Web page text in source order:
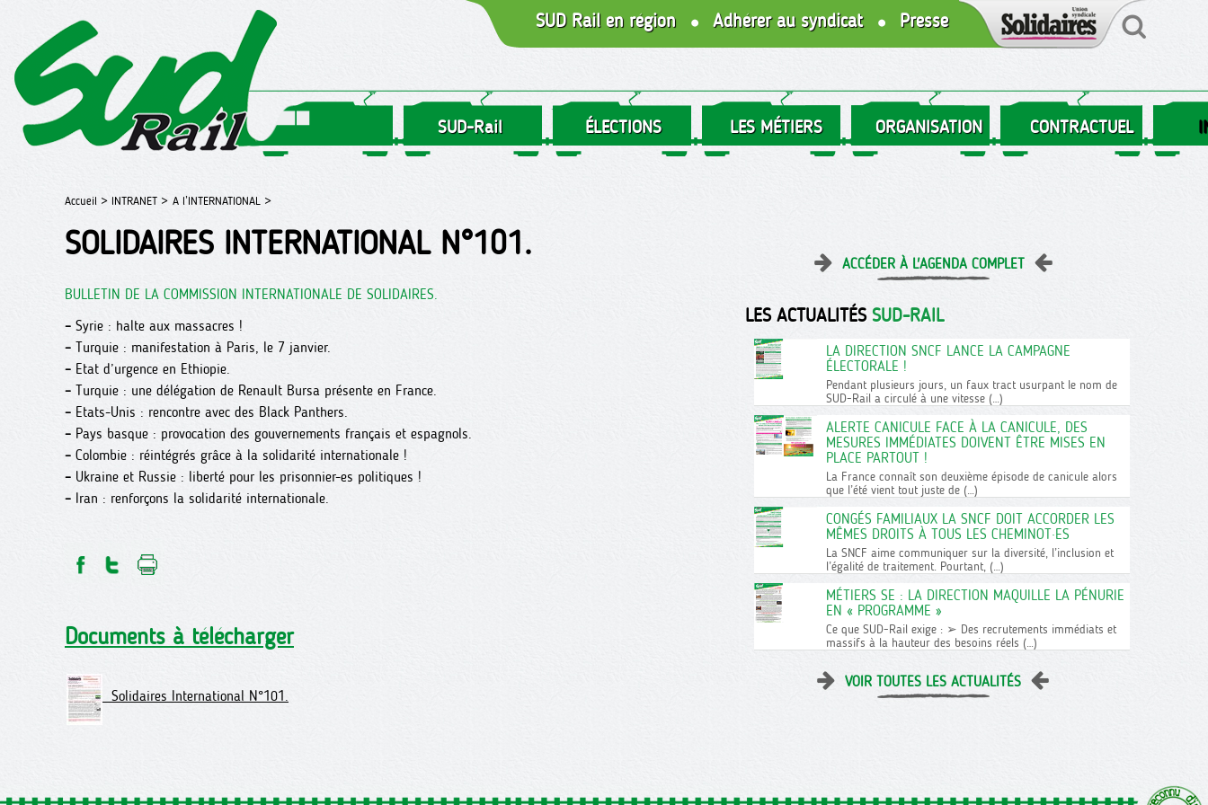
SUD Rail en région Adhérer au syndicat Presse
SUD-Rail ÉLECTIONS LES MÉTIERS ORGANISATION CONTRACTUEL
Accueil > INTRANET > A l’INTERNATIONAL >
SOLIDAIRES INTERNATIONAL N°101.
BULLETIN DE LA COMMISSION INTERNATIONALE DE SOLIDAIRES.
– Syrie : halte aux massacres !
– Turquie : manifestation à Paris, le 7 janvier.
– Etat d’urgence en Ethiopie.
– Turquie : une délégation de Renault Bursa présente en France.
– Etats-Unis : rencontre avec des Black Panthers.
– Pays basque : provocation des gouvernements français et espagnols.
– Colombie : réintégrés grâce à la solidarité internationale !
– Ukraine et Russie : liberté pour les prisonnier-es politiques !
– Iran : renforçons la solidarité internationale.
Documents à télécharger
Solidaires International N°101.
ACCÉDER À L'AGENDA COMPLET
LES ACTUALITÉS SUD-RAIL
LA DIRECTION SNCF LANCE LA CAMPAGNE
ÉLECTORALE !
Pendant plusieurs jours, un faux tract usurpant le nom de
SUD-Rail a circulé à une vitesse (…)
ALERTE CANICULE FACE À LA CANICULE, DES
MESURES IMMÉDIATES DOIVENT ÊTRE MISES EN
PLACE PARTOUT !
La France connaît son deuxième épisode de canicule alors
que l’été vient tout juste de (…)
CONGÉS FAMILIAUX LA SNCF DOIT ACCORDER LES
MÊMES DROITS À TOUS LES CHEMINOT·ES
La SNCF aime communiquer sur la diversité, l’inclusion et
l’égalité de traitement. Pourtant, (…)
MÉTIERS SE : LA DIRECTION MAQUILLE LA PÉNURIE
EN « PROGRAMME »
Ce que SUD-Rail exige : ➢ Des recrutements immédiats et
massifs à la hauteur des besoins réels (…)
VOIR TOUTES LES ACTUALITÉS